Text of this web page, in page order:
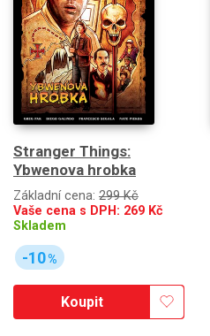
Stranger Things:
Ybwenova hrobka
Základní cena: 299 Kč
Vaše cena s DPH: 269 Kč
Skladem
-10%
Koupit